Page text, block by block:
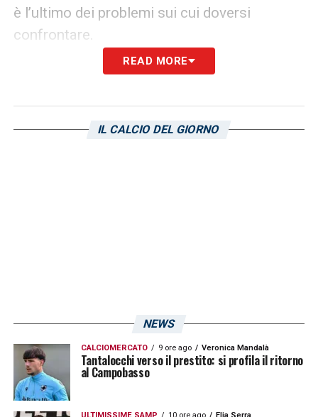
è l’ultimo dei problemi sui cui doversi
confrontare.
Abbiamo parlato del più e del
non è un problema economico, il mio
READ MORE
IL CALCIO DEL GIORNO
NEWS
CALCIOMERCATO 9 ore ago Veronica Mandalà
Tantalocchi verso il prestito: si profila il ritorno
al Campobasso
ULTIMISSIME SAMP 10 ore ago Elia Serra